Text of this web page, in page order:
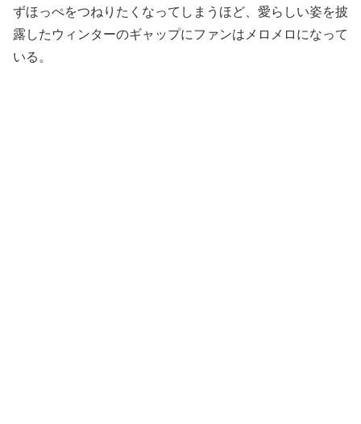
ずほっぺをつねりたくなってしまうほど、愛らしい姿を披
露したウィンターのギャップにファンはメロメロになって
いる。